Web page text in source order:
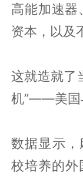
高能加速器
资本，以及
这就造就了
机”——美国
数据显示
校培养的外